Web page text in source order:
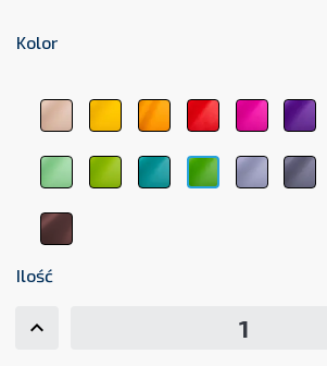
Kolor
beżowy
1044
żółty
1123
pomarańczowy
1017
czerwony
3104
różowy
3333
jasnozielony
6156
zielony
6248
zielony
medyczny
ciemnozielony
6263
7000
brązowy
8017
Ilość